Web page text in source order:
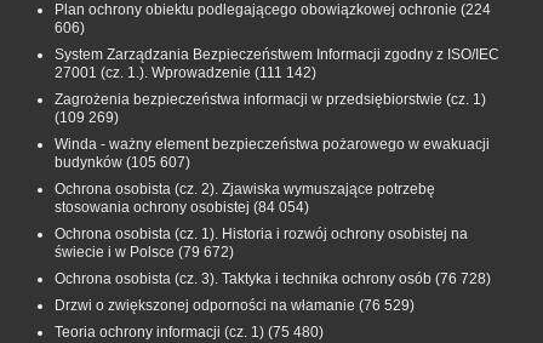
Plan ochrony obiektu podlegającego obowiązkowej ochronie (224
606)
System Zarządzania Bezpieczeństwem Informacji zgodny z ISO/IEC
27001 (cz. 1.). Wprowadzenie (111 142)
Zagrożenia bezpieczeństwa informacji w przedsiębiorstwie (cz. 1)
(109 269)
Winda - ważny element bezpieczeństwa pożarowego w ewakuacji
budynków (105 607)
Ochrona osobista (cz. 2). Zjawiska wymuszające potrzebę
stosowania ochrony osobistej (84 054)
Ochrona osobista (cz. 1). Historia i rozwój ochrony osobistej na
świecie i w Polsce (79 672)
Ochrona osobista (cz. 3). Taktyka i technika ochrony osób (76 728)
Drzwi o zwiększonej odporności na włamanie (76 529)
Teoria ochrony informacji (cz. 1) (75 480)